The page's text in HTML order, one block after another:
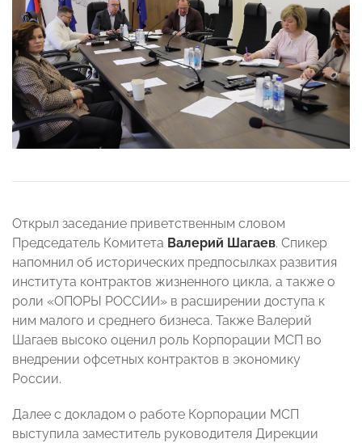
Открыл заседание приветственным словом
Председатель Комитета Валерий Шагаев. Спикер
напомнил об исторических предпосылках развития
института контрактов жизненного цикла, а также о
роли «ОПОРЫ РОССИИ» в расширении доступа к
ним малого и среднего бизнеса. Также Валерий
Шагаев высоко оценил роль Корпорации МСП во
внедрении офсетных контрактов в экономику
России.
Далее с докладом о работе Корпорации МСП
выступила заместитель руководителя Дирекции